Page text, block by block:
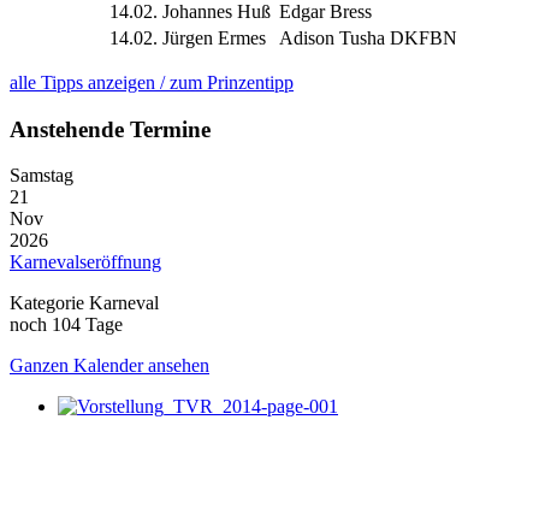
14.02. Johannes Huß Edgar Bress
14.02. Jürgen Ermes Adison Tusha DKFBN
alle Tipps anzeigen / zum Prinzentipp
Anstehende Termine
Samstag
21
Nov
2026
Karnevalseröffnung
Kategorie Karneval
noch 104 Tage
Ganzen Kalender ansehen